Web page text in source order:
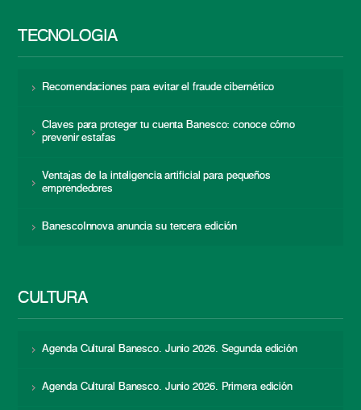
TECNOLOGÍA
Recomendaciones para evitar el fraude cibernético
Claves para proteger tu cuenta Banesco: conoce cómo
prevenir estafas
Ventajas de la inteligencia artificial para pequeños
emprendedores
BanescoInnova anuncia su tercera edición
CULTURA
Agenda Cultural Banesco. Junio 2026. Segunda edición
Agenda Cultural Banesco. Junio 2026. Primera edición